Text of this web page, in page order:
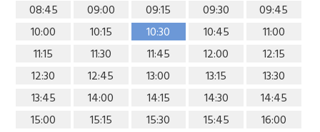
08:45
09:00 09:15 09:30
09:45
10:00
10:15 10:30 10:45
11:00
11:15
11:30 11:45 12:00
12:15
12:30
12:45 13:00 13:15
13:30
13:45
14:00 14:15 14:30
14:45
15:00
15:15 15:30 15:45
16:00